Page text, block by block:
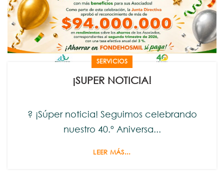
SERVICIOS
¡SUPER NOTICIA!
? ¡Súper noticia! Seguimos celebrando
nuestro 40.º Aniversa...
LEER MÁS...